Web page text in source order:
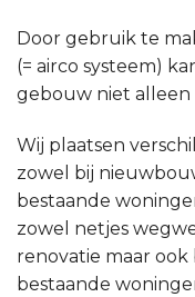
Door gebruik te
(= airco systeem)
gebouw niet alleen
Wij plaatsen
zowel bij
bestaande
zowel netjes
renovatie maar ook
bestaande